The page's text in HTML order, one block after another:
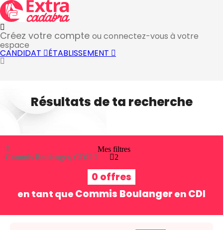
Créez votre compte ou connectez-vous à votre
espace
CANDIDAT ÉTABLISSEMENT
Résultats de ta recherche
Commis Boulanger, CDI2
Mes filtres
2
0 offres
en tant que Commis Boulanger en CDI